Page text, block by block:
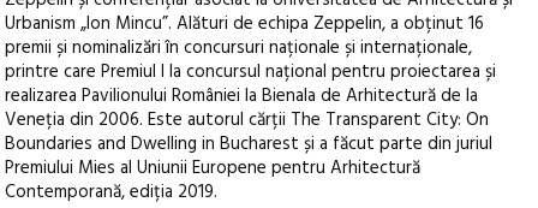
Urbanism „Ion Mincu”. Alături de echipa Zeppelin, a obținut 16
premii și nominalizări în concursuri naționale și internaționale,
printre care Premiul I la concursul național pentru proiectarea și
realizarea Pavilionului României la Bienala de Arhitectură de la
Veneția din 2006. Este autorul cărții The Transparent City: On
Boundaries and Dwelling in Bucharest și a făcut parte din juriul
Premiului Mies al Uniunii Europene pentru Arhitectură
Contemporană, ediția 2019.